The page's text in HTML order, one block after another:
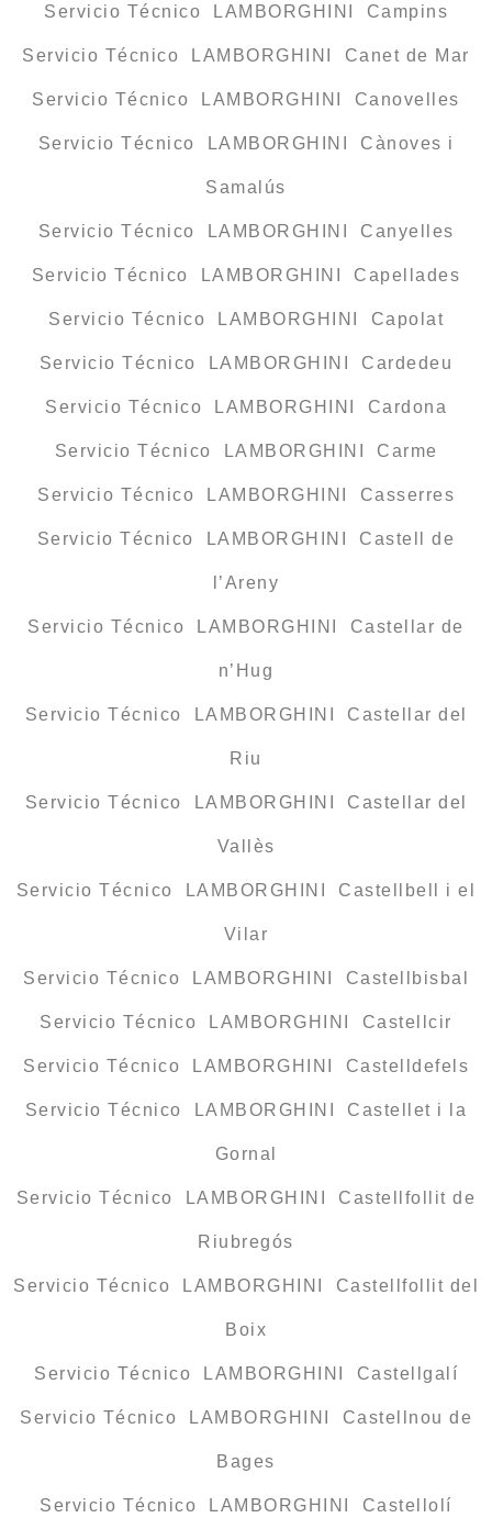
Servicio Técnico LAMBORGHINI Campins
Servicio Técnico LAMBORGHINI Canet de Mar
Servicio Técnico LAMBORGHINI Canovelles
Servicio Técnico LAMBORGHINI Cànoves i
Samalús
Servicio Técnico LAMBORGHINI Canyelles
Servicio Técnico LAMBORGHINI Capellades
Servicio Técnico LAMBORGHINI Capolat
Servicio Técnico LAMBORGHINI Cardedeu
Servicio Técnico LAMBORGHINI Cardona
Servicio Técnico LAMBORGHINI Carme
Servicio Técnico LAMBORGHINI Casserres
Servicio Técnico LAMBORGHINI Castell de
l’Areny
Servicio Técnico LAMBORGHINI Castellar de
n’Hug
Servicio Técnico LAMBORGHINI Castellar del
Riu
Servicio Técnico LAMBORGHINI Castellar del
Vallès
Servicio Técnico LAMBORGHINI Castellbell i el
Vilar
Servicio Técnico LAMBORGHINI Castellbisbal
Servicio Técnico LAMBORGHINI Castellcir
Servicio Técnico LAMBORGHINI Castelldefels
Servicio Técnico LAMBORGHINI Castellet i la
Gornal
Servicio Técnico LAMBORGHINI Castellfollit de
Riubregós
Servicio Técnico LAMBORGHINI Castellfollit del
Boix
Servicio Técnico LAMBORGHINI Castellgalí
Servicio Técnico LAMBORGHINI Castellnou de
Bages
Servicio Técnico LAMBORGHINI Castellolí